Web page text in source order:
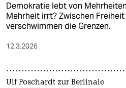
Demokratie lebt von
Mehrheit irrt? Zwischen
verschwimmen die Grenzen.
12.3.2026
Ulf Poschardt zur Berlinale